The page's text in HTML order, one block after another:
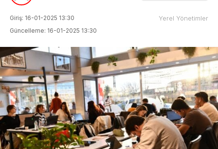
Giriş: 16-01-2025 13:30
Güncelleme: 16-01-2025 13:30
Yerel Yönetimler